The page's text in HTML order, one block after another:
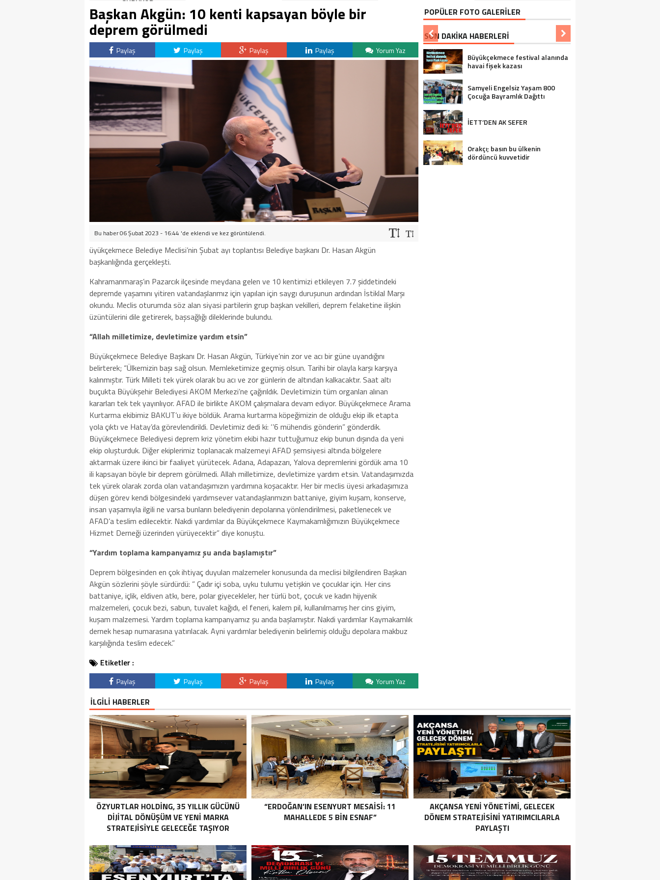
SÜRÜYOR
Başkan Akgün: 10 kenti kapsayan böyle bir
deprem görülmedi
Paylaş Paylaş Paylaş Paylaş Yorum Yaz
Bu haber 06 Şubat 2023 - 16:44 'de eklendi ve kez görüntülendi.
üyükçekmece Belediye Meclisi’nin Şubat ayı toplantısı Belediye başkanı Dr. Hasan Akgün
başkanlığında gerçekleşti.
Kahramanmaraş’ın Pazarcık ilçesinde meydana gelen ve 10 kentimizi etkileyen 7.7 şiddetindeki
depremde yaşamını yitiren vatandaşlarımız için yapılan için saygı duruşunun ardından İstiklal Marşı
okundu. Meclis oturumda söz alan siyasi partilerin grup başkan vekilleri, deprem felaketine ilişkin
üzüntülerini dile getirerek, başsağlığı dileklerinde bulundu.
“Allah milletimize, devletimize yardım etsin”
Büyükçekmece Belediye Başkanı Dr. Hasan Akgün, Türkiye’nin zor ve acı bir güne uyandığını
belirterek; “Ülkemizin başı sağ olsun. Memleketimize geçmiş olsun. Tarihi bir olayla karşı karşıya
kalınmıştır. Türk Milleti tek yürek olarak bu acı ve zor günlerin de altından kalkacaktır. Saat altı
buçukta Büyükşehir Belediyesi AKOM Merkezi’ne çağırıldık. Devletimizin tüm organları alınan
kararları tek tek yayınlıyor. AFAD ile birlikte AKOM çalışmalara devam ediyor. Büyükçekmece Arama
Kurtarma ekibimiz BAKUT’u ikiye böldük. Arama kurtarma köpeğimizin de olduğu ekip ilk etapta
yola çıktı ve Hatay’da görevlendirildi. Devletimiz dedi ki: ‘’6 mühendis gönderin” gönderdik.
Büyükçekmece Belediyesi deprem kriz yönetim ekibi hazır tuttuğumuz ekip bunun dışında da yeni
ekip oluşturduk. Diğer ekiplerimiz toplanacak malzemeyi AFAD şemsiyesi altında bölgelere
aktarmak üzere ikinci bir faaliyet yürütecek. Adana, Adapazarı, Yalova depremlerini gördük ama 10
ili kapsayan böyle bir deprem görülmedi. Allah milletimize, devletimize yardım etsin. Vatandaşımızda
tek yürek olarak zorda olan vatandaşımızın yardımına koşacaktır. Her bir meclis üyesi arkadaşımıza
düşen görev kendi bölgesindeki yardımsever vatandaşlarımızın battaniye, giyim kuşam, konserve,
insan yaşamıyla ilgili ne varsa bunların belediyenin depolarına yönlendirilmesi, paketlenecek ve
AFAD’a teslim edilecektir. Nakdi yardımlar da Büyükçekmece Kaymakamlığımızın Büyükçekmece
Hizmet Derneği üzerinden yürüyecektir” diye konuştu.
“Yardım toplama kampanyamız şu anda başlamıştır”
Deprem bölgesinden en çok ihtiyaç duyulan malzemeler konusunda da meclisi bilgilendiren Başkan
Akgün sözlerini şöyle sürdürdü: ” Çadır içi soba, uyku tulumu yetişkin ve çocuklar için. Her cins
battaniye, içlik, eldiven atkı, bere, polar giyecekleler, her türlü bot, çocuk ve kadın hijyenik
malzemeleri, çocuk bezi, sabun, tuvalet kağıdı, el feneri, kalem pil, kullanılmamış her cins giyim,
kuşam malzemesi. Yardım toplama kampanyamız şu anda başlamıştır. Nakdi yardımlar Kaymakamlık
dernek hesap numarasına yatırılacak. Ayni yardımlar belediyenin belirlemiş olduğu depolara makbuz
karşılığında teslim edecek.”
Etiketler :
Paylaş Paylaş Paylaş Paylaş Yorum Yaz
POPÜLER FOTO GALERİLER
SON DAKİKA HABERLERİ
Büyükçekmece festival alanında
havai fişek kazası
Samyeli Engelsiz Yaşam 800
Çocuğa Bayramlık Dağıttı
İETT’DEN AK SEFER
Orakçı; basın bu ülkenin
dördüncü kuvvetidir
İLGİLİ HABERLER
ÖZYURTLAR HOLDING, 35 YILLIK GÜCÜNÜ
DIJITAL DÖNÜŞÜM VE YENI MARKA
STRATEJISIYLE GELECEĞE TAŞIYOR
“ERDOĞAN’IN ESENYURT MESAİSİ: 11
MAHALLEDE 5 BİN ESNAF”
AKÇANSA YENI YÖNETIMI, GELECEK
DÖNEM STRATEJISINI YATIRIMCILARLA
PAYLAŞTI